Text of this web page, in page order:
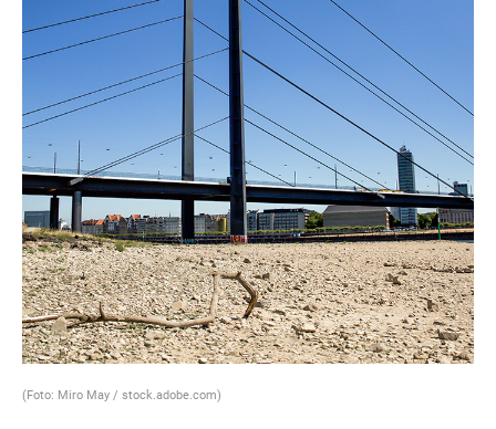
(Foto: Miro May / stock.adobe.com)